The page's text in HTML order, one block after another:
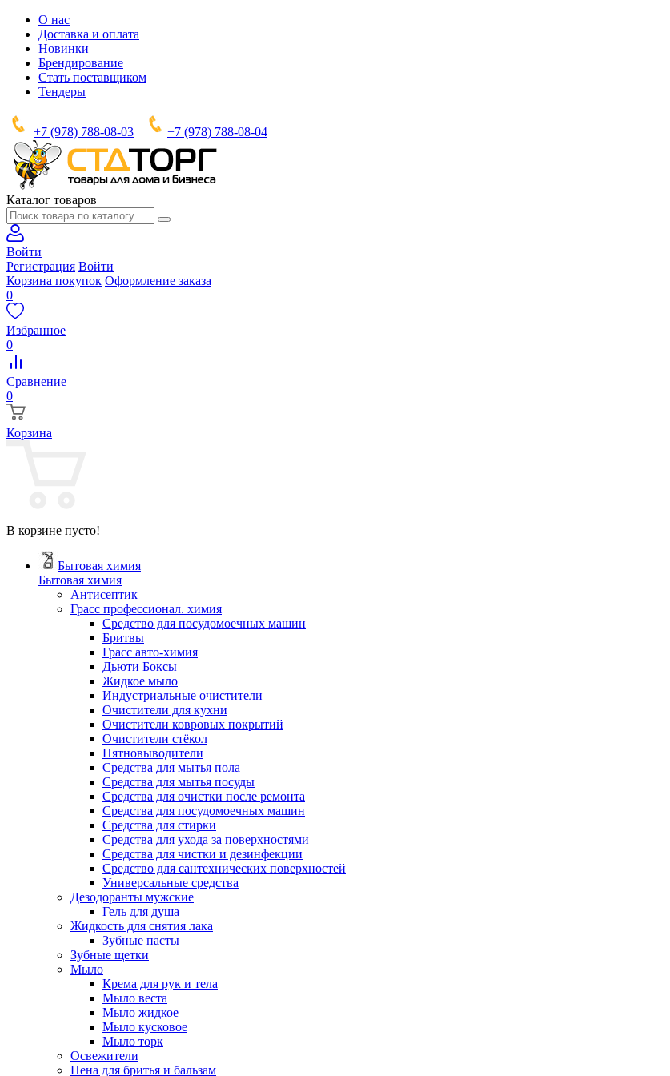
О нас
Доставка и оплата
Новинки
Брендирование
Стать поставщиком
Тендеры
+7 (978) 788-08-03 +7 (978) 788-08-04
Каталог товаров
Войти
Регистрация Войти
Корзина покупок Оформление заказа
0
Избранное
0
Сравнение
0
Корзина
В корзине пусто!
Бытовая химия
Бытовая химия
Антисептик
Грасс профессионал. химия
Cредство для посудомоечных машин
Бритвы
Грасс авто-химия
Дьюти Боксы
Жидкое мыло
Индустриальные очистители
Очистители для кухни
Очистители ковровых покрытий
Очистители стёкол
Пятновыводители
Средства для мытья пола
Средства для мытья посуды
Средства для очистки после ремонта
Средства для посудомоечных машин
Средства для стирки
Средства для ухода за поверхностями
Средства для чистки и дезинфекции
Средство для сантехнических поверхностей
Универсальные средства
Дезодоранты мужские
Гель для душа
Жидкость для снятия лака
Зубные пасты
Зубные щетки
Мыло
Крема для рук и тела
Мыло веста
Мыло жидкое
Мыло кусковое
Мыло торк
Освежители
Пена для бритья и бальзам